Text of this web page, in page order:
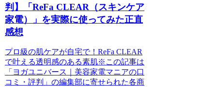
判】「ReFa CLEAR（スキンケア
家電）」を実際に使ってみた正直
感想
プロ級の肌ケアが自宅で！ReFa CLEAR
で叶える透明感のある素肌※この記事は
「ヨガユニバース｜美容家電マニアの口
コミ・評判」の編集部に寄せられた各商